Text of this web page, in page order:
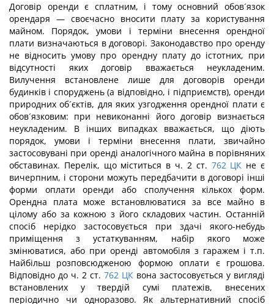
Договір оренди є сплатним, і тому основний обов´язок
орендаря — своєчасно вносити плату за користування
майном. Порядок, умови і терміни внесення орендної
плати визначаються в договорі. Законодавство про оренду
не відносить умову про орендну плату до істотних, при
відсутності яких договір вважається неукладеним.
Вилучення встановлене лише для договорів оренди
будинків і споруджень (а відповідно, і підприємств), оренди
природних об´єктів, для яких узгодження орендної плати є
обов´язковим: при невиконанні його договір визнається
неукладеним. В інших випадках вважається, що діють
порядок, умови і терміни внесення плати, звичайно
застосовувані при оренді аналогічного майна в порівняних
обставинах. Перелік, що міститься в ч. 2 ст. 762 ЦК не є
вичерпним, і сторони можуть передбачити в договорі інші
форми оплати оренди або сполучення кількох форм.
Орендна плата може встановлюватися за все майно в
цілому або за кожною з його складових частин. Останній
спосіб нерідко застосовується при здачі якого-небудь
приміщення з устаткуванням, набір якого може
змінюватися, або при оренді автомобіля з гаражем і т.п.
Найбільш розповсюдженою формою оплати є грошова.
Відповідно до ч. 2 ст. 762 ЦК вона застосовується у вигляді
встановлених у твердій сумі платежів, внесених
періодично чи одноразово. Як альтернативний спосіб